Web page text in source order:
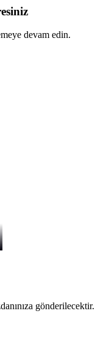
devam edin.
gönderilecektir.